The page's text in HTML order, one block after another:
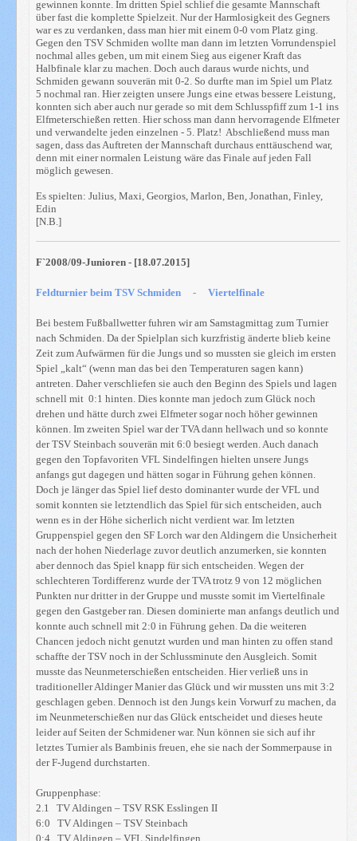
gewinnen konnte. Im dritten Spiel schlief die gesamte Mannschaft
über fast die komplette Spielzeit. Nur der Harmlosigkeit des Gegners
war es zu verdanken, dass man hier mit einem 0-0 vom Platz ging.
Gegen den TSV Schmiden wollte man dann im letzten Vorrundenspiel
nochmal alles geben, um mit einem Sieg aus eigener Kraft das
Halbfinale klar zu machen. Doch auch daraus wurde nichts, und
Schmiden gewann souverän mit 0-2. So durfte man im Spiel um Platz
5 nochmal ran. Hier zeigten unsere Jungs eine etwas bessere Leistung,
konnten sich aber auch nur gerade so mit dem Schlusspfiff zum 1-1 ins
Elfmeterschießen retten. Hier schoss man dann hervorragende Elfmeter
und verwandelte jeden einzelnen - 5. Platz! Abschließend muss man
sagen, dass das Auftreten der Mannschaft durchaus enttäuschend war,
denn mit einer normalen Leistung wäre das Finale auf jeden Fall
möglich gewesen.
Es spielten: Julius, Maxi, Georgios, Marlon, Ben, Jonathan, Finley,
Edin
[N.B.]
F`2008/09-Junioren - [18.07.2015]
Feldturnier beim TSV Schmiden - Viertelfinale
Bei bestem Fußballwetter fuhren wir am Samstagmittag zum Turnier
nach Schmiden. Da der Spielplan sich kurzfristig änderte blieb keine
Zeit zum Aufwärmen für die Jungs und so mussten sie gleich im ersten
Spiel „kalt“ (wenn man das bei den Temperaturen sagen kann)
antreten. Daher verschliefen sie auch den Beginn des Spiels und lagen
schnell mit 0:1 hinten. Dies konnte man jedoch zum Glück noch
drehen und hätte durch zwei Elfmeter sogar noch höher gewinnen
können. Im zweiten Spiel war der TVA dann hellwach und so konnte
der TSV Steinbach souverän mit 6:0 besiegt werden. Auch danach
gegen den Topfavoriten VFL Sindelfingen hielten unsere Jungs
anfangs gut dagegen und hätten sogar in Führung gehen können.
Doch je länger das Spiel lief desto dominanter wurde der VFL und
somit konnten sie letztendlich das Spiel für sich entscheiden, auch
wenn es in der Höhe sicherlich nicht verdient war. Im letzten
Gruppenspiel gegen den SF Lorch war den Aldingern die Unsicherheit
nach der hohen Niederlage zuvor deutlich anzumerken, sie konnten
aber dennoch das Spiel knapp für sich entscheiden. Wegen der
schlechteren Tordifferenz wurde der TVA trotz 9 von 12 möglichen
Punkten nur dritter in der Gruppe und musste somit im Viertelfinale
gegen den Gastgeber ran. Diesen dominierte man anfangs deutlich und
konnte auch schnell mit 2:0 in Führung gehen. Da die weiteren
Chancen jedoch nicht genutzt wurden und man hinten zu offen stand
schaffte der TSV noch in der Schlussminute den Ausgleich. Somit
musste das Neunmeterschießen entscheiden. Hier verließ uns in
traditioneller Aldinger Manier das Glück und wir mussten uns mit 3:2
geschlagen geben. Dennoch ist den Jungs kein Vorwurf zu machen, da
im Neunmeterschießen nur das Glück entscheidet und dieses heute
leider auf Seiten der Schmidener war. Nun können sie sich auf ihr
letztes Turnier als Bambinis freuen, ehe sie nach der Sommerpause in
der F-Jugend durchstarten.
Gruppenphase:
2.1 TV Aldingen – TSV RSK Esslingen II
6:0 TV Aldingen – TSV Steinbach
0:4 TV Aldingen – VFL Sindelfingen